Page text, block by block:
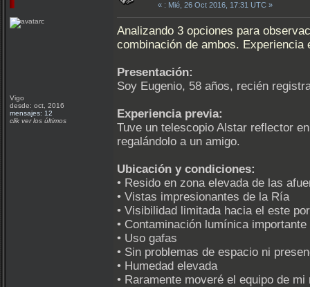
Vigo
desde: oct, 2016
mensajes: 12
clik ver los últimos
« : Mié, 26 Oct 2016, 17:31 UTC »
Analizando 3 opciones para
combinación de ambos. Experiencia
Presentación:
Soy Eugenio, 58 años, recién
Experiencia previa:
Tuve un telescopio Alstar reflector
regalándolo a un amigo.
Ubicación y condiciones:
• Resido en zona elevada de las
• Vistas impresionantes de la Ría
• Visibilidad limitada hacia el este
• Contaminación lumínica importante
• Uso gafas
• Sin problemas de espacio ni
• Humedad elevada
• Raramente moveré el equipo de mi